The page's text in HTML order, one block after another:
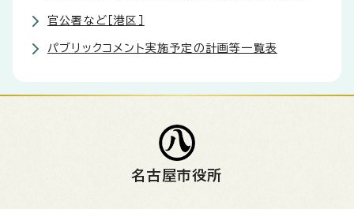
官公署など［港区］
パブリックコメント実施予定の計画等一覧表
名古屋市役所